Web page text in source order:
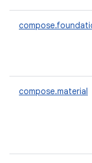
compose.material